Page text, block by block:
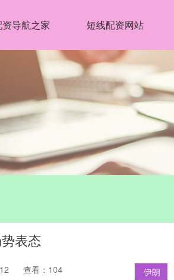
导航之家 短线配资网站
表态
伊朗
查看：104